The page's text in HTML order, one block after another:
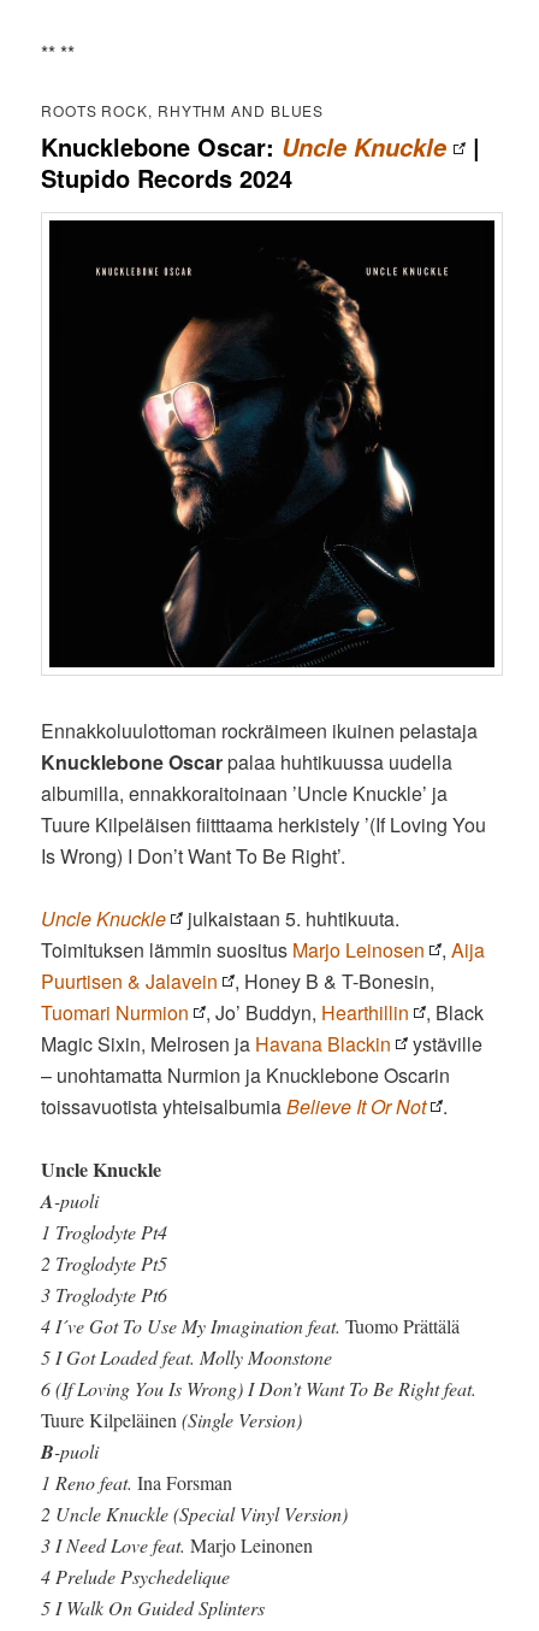
** **
ROOTS ROCK, RHYTHM AND BLUES
Knucklebone Oscar: Uncle Knuckle
|
Stupido Records 2024
Ennakkoluulottoman rockräimeen ikuinen pelastaja
Knucklebone Oscarpalaa huhtikuussa uudella
albumilla, ennakkoraitoinaan ’Uncle Knuckle’ ja
Tuure Kilpeläisen fiitttaama herkistely ’(If Loving You
Is Wrong) I Don’t Want To Be Right’.
Uncle Knuckle
julkaistaan 5. huhtikuuta.
Toimituksen lämmin suositus Marjo Leinosen ,Aija
Puurtisen & Jalavein
, Honey B & T-Bonesin,
Tuomari Nurmion
, Jo’ Buddyn, Hearthillin
, Black
Magic Sixin, Melrosen ja Havana Blackin
ystäville
– unohtamatta Nurmion ja Knucklebone Oscarin
toissavuotista yhteisalbumiaBelieve It Or Not .
Uncle Knuckle
A-puoli
1 Troglodyte Pt4
2 Troglodyte Pt5
3 Troglodyte Pt6
4 I´ve Got To Use My Imagination feat.Tuomo Prättälä
5 I Got Loaded feat. Molly Moonstone
6 (If Loving You Is Wrong) I Don’t Want To Be Right feat.
Tuure Kilpeläinen (Single Version)
B-puoli
1 Reno feat.Ina Forsman
2 Uncle Knuckle (Special Vinyl Version)
3 I Need Love feat.Marjo Leinonen
4 Prelude Psychedelique
5 I Walk On Guided Splinters